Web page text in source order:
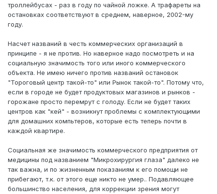
троллейбусах - раз в году по чайной ложке. А трафареты на
остановках соответствуют в среднем, наверное, 2002-му
году.
Насчет названий в честь коммерческих организаций в
принципе - я не против. Но наверное надо посмотреть и на
социальную значимость того или иного коммерческого
объекта. Не имею ничего против названий остановок
"Тороговый центр такой-то" или Рынок такой-то". Потому что,
если в городе не будет продуктовых магазинов и рынков -
горожане просто перемрут с голоду. Если не будет таких
центров как "кей" - возникнут проблемы с комплектующими
для домашних компьтеров, которые есть теперь почти в
каждой квартире.
Социальная же значимость коммерческого предприятия от
медицины под названием "Микрохирургия глаза" далеко не
так важна, и по жизненным показаниям к его помощи не
прибегают, т.к. от этого еще никто не умер.. Подавляющее
большинство населения, для коррекции зрения могут